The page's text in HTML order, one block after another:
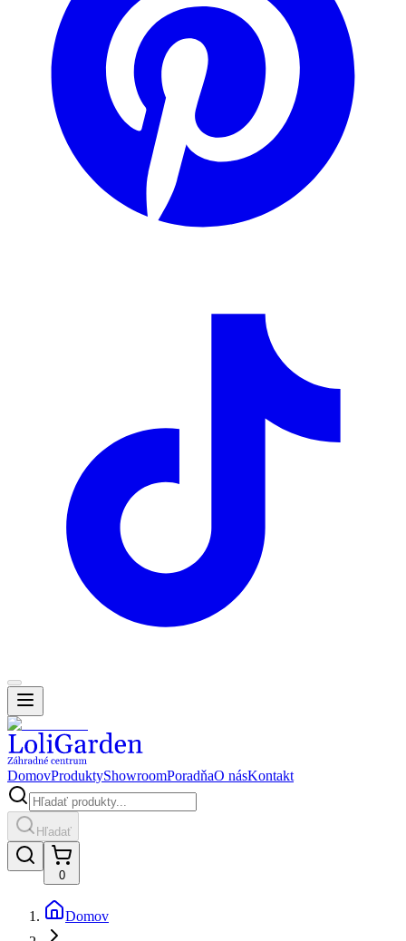
DomovProduktyShowroomPoradňaO násKontakt
Hľadať
0
Domov